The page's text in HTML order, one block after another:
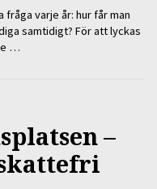
varje år: hur får man
samtidigt? För att lyckas
…
–